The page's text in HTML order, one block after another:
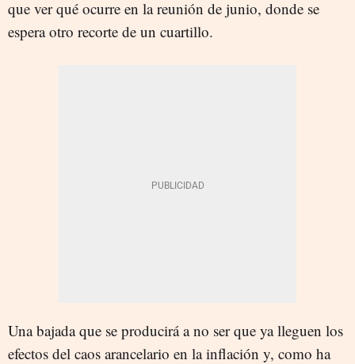
que ver qué ocurre en la reunión de junio, donde se
espera otro recorte de un cuartillo.
Una bajada que se producirá a no ser que ya lleguen los
efectos del caos arancelario en la inflación y, como ha